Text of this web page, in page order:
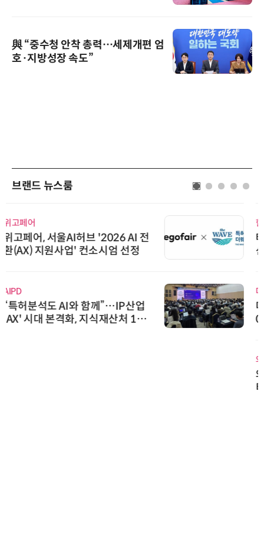
與 “중수청 안착 총력…세제개편 엄
호·지방성장 속도”
브랜드 뉴스룸
한국태양유전
태양유전, 파트너십 구축 선언 갱
신…지속가능한 공급망 협력 강화
다래전략사업화센터
다래전략사업화센터, 'BIO USA 2
026'서 글로벌 빅파마와의 비즈니